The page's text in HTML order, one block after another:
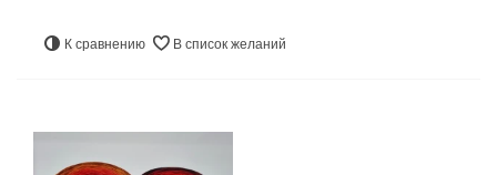
К сравнению В список желаний